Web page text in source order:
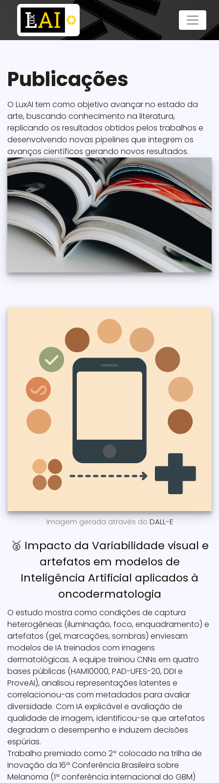
Publicações
O LuxAI tem como objetivo avançar no estado da
arte, buscando conhecimento na literatura,
replicando os resultados obtidos pelos trabalhos e
desenvolvendo novas pipelines que integrem os
avanços científicos gerando novos resultados.
Imagem gerada através do DALL-E
🥈 Impacto da Variabilidade visual e
artefatos em modelos de
Inteligência Artificial aplicados à
oncodermatologia
O estudo mostra como condições de captura
heterogêneas (iluminação, foco, enquadramento) e
artefatos (gel, marcações, sombras) enviesam
modelos de IA treinados com imagens
dermatológicas. A equipe treinou CNNs em quatro
bases públicas (HAM10000, PAD-UFES-20, DDI e
ProveAI), analisou representações latentes e
correlacionou-as com metadados para avaliar
diversidade. Com IA explicável e avaliação de
qualidade de imagem, identificou-se que artefatos
degradam o desempenho e induzem decisões
espúrias.
Trabalho premiado como 2º colocado na trilha de
Inovação da 16ª Conferência Brasileira sobre
Melanoma (1ª conferência internacional do GBM)